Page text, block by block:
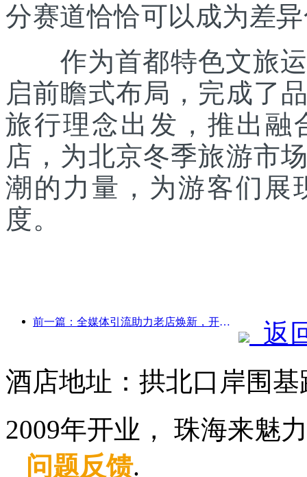
分赛道恰恰可以成为差
作为首都特色文旅运
启前瞻式布局，完成了
旅行理念出发，推出融
店，为北京冬季旅游市
潮的力量，为游客们展
度。
前一篇：全媒体引流助力老店焕新，开创“零爬坡”新模式
返
酒店地址：拱北口岸围基
2009年开业， 珠海来魅
问题反馈.